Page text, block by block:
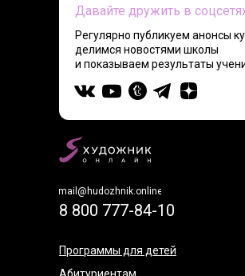
Давайте дружить в
mail@hudozhnik.online
Регулярно публикуем анонсы
делимся новостями школы
и показываем результаты
8 800 777-84-10
Программы для детей